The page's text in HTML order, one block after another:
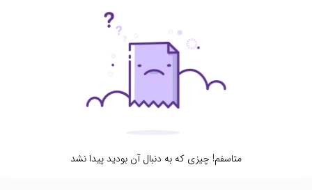
متاسفم! چیزی که به دنبال آن بودید پیدا نشد